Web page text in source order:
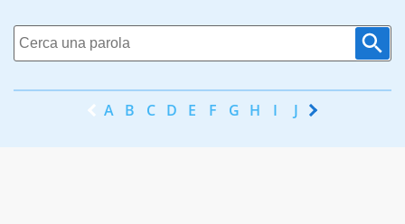
A B C D E F G H I J K